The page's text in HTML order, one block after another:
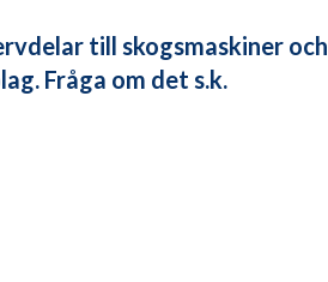
till skogsmaskiner och
Fråga om det s.k.